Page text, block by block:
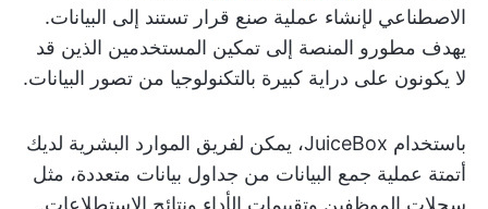
الاصطناعي لإنشاء عملية صنع قرار تستند إلى البيانات.
يهدف مطورو المنصة إلى تمكين المستخدمين الذين قد
لا يكونون على دراية كبيرة بالتكنولوجيا من تصور البيانات.
باستخدام JuiceBox، يمكن لفريق الموارد البشرية لديك
أتمتة عملية جمع البيانات من جداول بيانات متعددة، مثل
سجلات الموظفين وتقييمات الأداء ونتائج الاستطلاعات.